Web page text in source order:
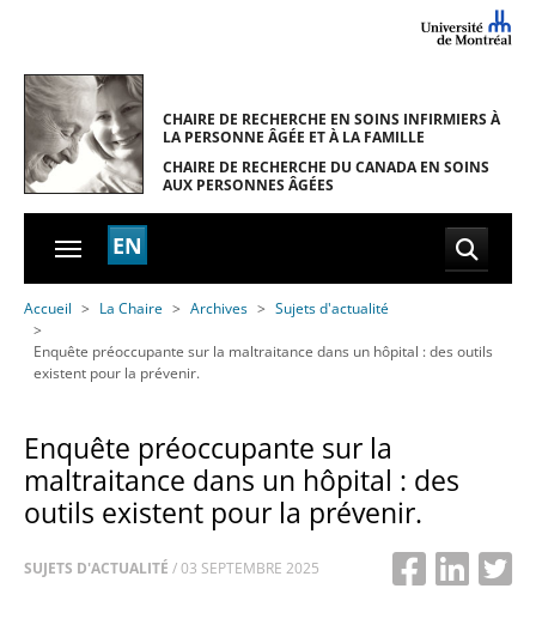
CHAIRE DE RECHERCHE EN SOINS INFIRMIERSÀ
LA PERSONNE ÂGÉE ET À LA FAMILLE
CHAIRE DE RECHERCHE DU CANADA EN SOINS
AUX PERSONNES ÂGÉES
EN
You are here:
Accueil La Chaire Archives Sujets d'actualité
Enquête préoccupante sur la maltraitance dans un hôpital : des outils
existent pour la prévenir.
Enquête préoccupante sur la
maltraitance dans un hôpital : des
outils existent pour la prévenir.
SUJETS D'ACTUALITÉ /03 SEPTEMBRE 2025